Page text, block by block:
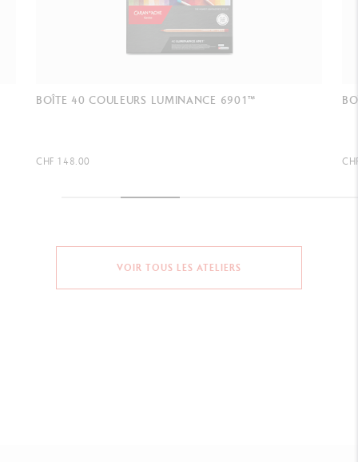
BOÎTE 6 GRADUATIONS GRAPHITE LINE
CHF 24.00
VOIR TOUS LES ATELIERS